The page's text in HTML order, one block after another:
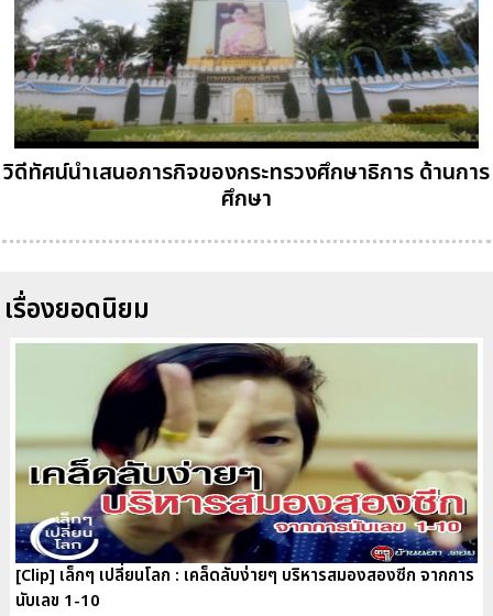
วิดีทัศน์นำเสนอภารกิจของกระทรวงศึกษาธิการ ด้านการ
ศึกษา
เรื่องยอดนิยม
[Clip] เล็กๆ เปลี่ยนโลก : เคล็ดลับง่ายๆ บริหารสมองสองซีก จากการ
นับเลข 1-10